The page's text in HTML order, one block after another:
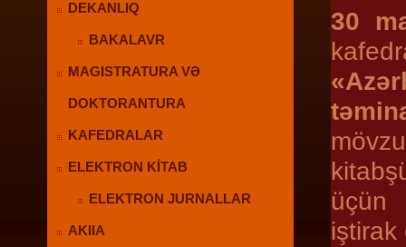
DEKANLIQ
BAKALAVR
MAGISTRATURA VƏ
DOKTORANTURA
KAFEDRALAR
ELEKTRON KİTAB
ELEKTRON JURNALLAR
AKIIA
30
üçün
iştirak